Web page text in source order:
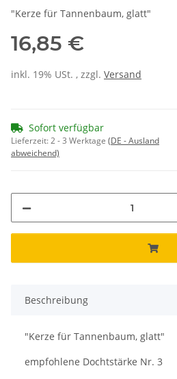
"Kerze für Tannenbaum, glatt"
16,85 €
inkl. 19% USt. , zzgl. Versand
Sofort verfügbar
Lieferzeit:2 - 3 Werktage (DE - Ausland
abweichend)
Beschreibung
"Kerze für Tannenbaum, glatt"
empfohlene Dochtstärke Nr. 3